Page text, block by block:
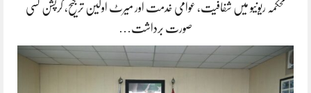
محکمہ ریونیو میں شفافیت، عوامی خدمت اور میرٹ اولین ترجیح، کرپشن کسی
صورت برداشت…